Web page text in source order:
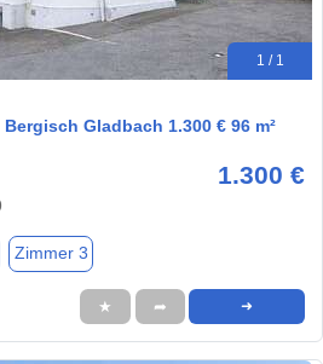
1 / 1
Gladbach 1.300 € 96 m²
1.300 €
Zimmer 3
★ ➦ ➜